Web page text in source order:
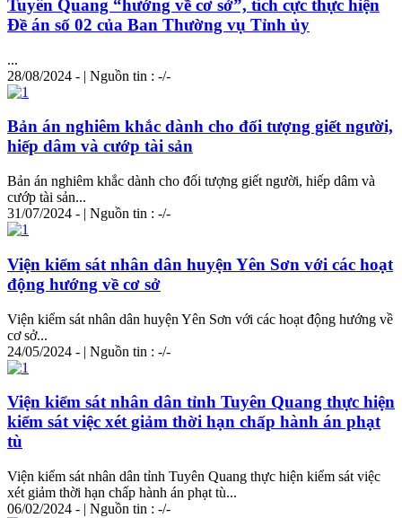
Tuyên Quang “hướng về cơ sở”, tích cực thực hiện
Đề án số 02 của Ban Thường vụ Tỉnh ủy
...
28/08/2024 - | Nguồn tin : -/-
Bản án nghiêm khắc dành cho đối tượng giết người,
hiếp dâm và cướp tài sản
Bản án nghiêm khắc dành cho đối tượng giết người, hiếp dâm và
cướp tài sản...
31/07/2024 - | Nguồn tin : -/-
Viện kiểm sát nhân dân huyện Yên Sơn với các hoạt
động hướng về cơ sở
Viện kiểm sát nhân dân huyện Yên Sơn với các hoạt động hướng về
cơ sở...
24/05/2024 - | Nguồn tin : -/-
Viện kiểm sát nhân dân tỉnh Tuyên Quang thực hiện
kiểm sát việc xét giảm thời hạn chấp hành án phạt
tù
Viện kiểm sát nhân dân tỉnh Tuyên Quang thực hiện kiểm sát việc
xét giảm thời hạn chấp hành án phạt tù...
06/02/2024 - | Nguồn tin : -/-